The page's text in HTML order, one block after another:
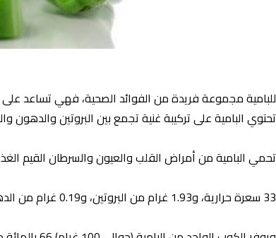
للبامية مجموعة فريدة من الفوائد الصحية، فهي تساعد
تحتوي البامية على تركيبة غنية تجمع بين البروتين والدهون
تحمي البامية من أمراض القلب والعيون والسرطان القيم الغذائية في 100
33 سعرة حرارية، و1.93 غرام من البروتين، و0.19 غرام من الدهون، و3.2 غرام من الألياف، و7.45 غرام من الكربوهيدرات، و1.48 غرام من السكر.